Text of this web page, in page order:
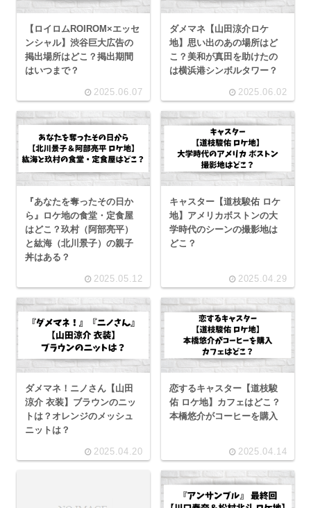
【ロイロムROIROM×エッセ
ンシャル】渋谷巨大広告の
掲出場所はどこ？掲出期間
はいつまで？
2025.06.07
ダメマネ【山田涼介ロケ
地】思い出のあの場所はど
こ？美和が真田を助けたの
は横浜港シンボルタワー？
2025.06.02
『あなたを奪ったその日か
ら』ロケ地の食堂・定食屋
はどこ？玖村（阿部亮平）
と紘海（北川景子）の親子
丼はある？
2025.05.12
キャスター【道枝駿佑 ロケ
地】アメリカボストンの大
学時代のシーンの撮影地は
どこ？
2025.04.29
ダメマネ！ニノさん【山田
涼介 衣装】ブラウンのニッ
トは？オレンジのメッシュ
ニットは？
2025.04.20
恋するキャスター【道枝駿
佑 ロケ地】カフェはどこ？
本橋悠介がコーヒーを購入
2025.04.14